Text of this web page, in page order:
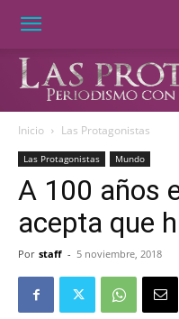
Inicio Las Protagonistas
Las Protagonistas Mundo
A 100 años
acepta que
Por staff - 5 noviembre, 2018